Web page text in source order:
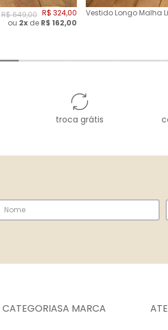
R$649,00 R$ 324,00
ou 2xde R$ 162,00
Vestido Longo Malha
troca grátis
CATEGORIASA MARCA